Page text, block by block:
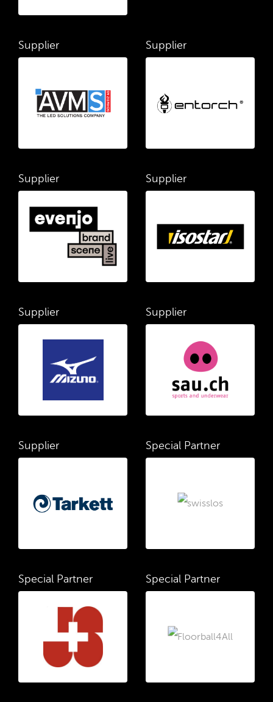
Supplier Supplier
Supplier Supplier
Supplier Supplier
Supplier Special Partner
Special Partner Special Partner